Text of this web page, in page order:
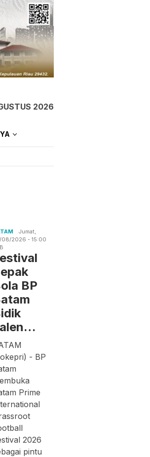
2026
Jumat,
08/2026 - 15:00
BP
- BP
Prime
2026
pintu